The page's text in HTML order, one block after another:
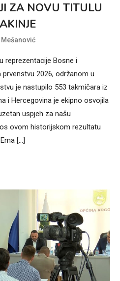
ZA NOVU TITULU
reprezentacije Bosne i
2026, održanom u
je nastupilo 553 takmičara iz
i Hercegovina je ekipno osvojila
uspjeh za našu
ovom historijskom rezultatu
[…]